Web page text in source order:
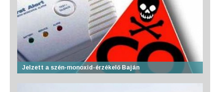
Jelzett a szén-monoxid-érzékelő Baján